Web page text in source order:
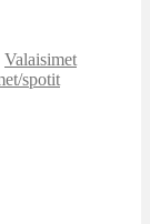
Valaisimet
spotit